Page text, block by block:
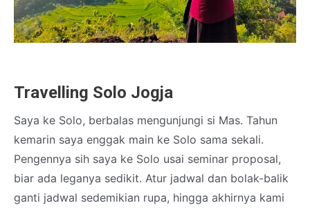
Travelling Solo Jogja
Saya ke Solo, berbalas mengunjungi si Mas. Tahun
kemarin saya enggak main ke Solo sama sekali.
Pengennya sih saya ke Solo usai seminar proposal,
biar ada leganya sedikit. Atur jadwal dan bolak-balik
ganti jadwal sedemikian rupa, hingga akhirnya kami